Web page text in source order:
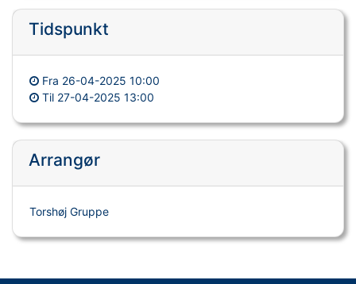
Tidspunkt
Fra 26-04-2025 10:00
Til 27-04-2025 13:00
Arrangør
Torshøj Gruppe